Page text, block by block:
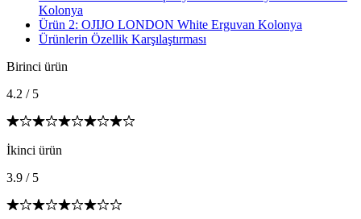
Kolonya
Ürün 2: OJIJO LONDON White Erguvan Kolonya
Ürünlerin Özellik Karşılaştırması
Birinci ürün
4.2 / 5
İkinci ürün
3.9 / 5